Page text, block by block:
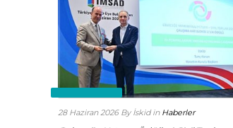
28 Haziran 2026 By İskid in Haberler